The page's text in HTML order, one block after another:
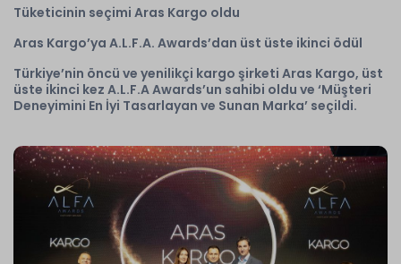
Tüketicinin seçimi Aras Kargo oldu
Aras Kargo’ya A.L.F.A. Awards’dan üst üste ikinci ödül
Türkiye’nin öncü ve yenilikçi kargo şirketi Aras Kargo, üst
üste ikinci kez A.L.F.A Awards’un sahibi oldu ve ‘Müşteri
Deneyimini En İyi Tasarlayan ve Sunan Marka’ seçildi.